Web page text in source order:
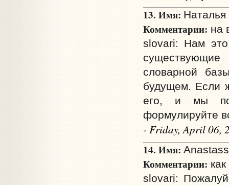
13. Имя: Наталья
Комментарии: на
slovari: Нам
словарной
будущем. Если
его, и мы
формулируйте
- Friday, April 06,
14. Имя:
Комментарии:
slovari: